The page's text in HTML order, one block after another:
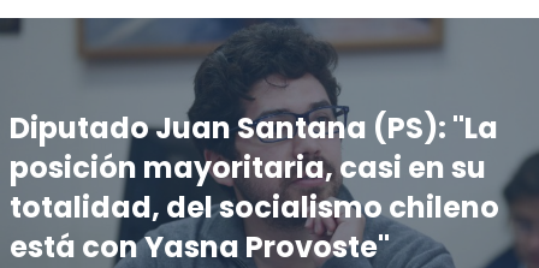
Diputado Juan Santana (PS): "La
posición mayoritaria, casi en su
totalidad, del socialismo chileno
está con Yasna Provoste"